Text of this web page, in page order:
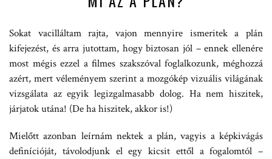
Sokat vacilláltam rajta, vajon mennyire ismeritek a plán
kifejezést, és arra jutottam, hogy biztosan jól – ennek ellenére
most mégis ezzel a filmes szakszóval foglalkozunk, méghozzá
azért, mert véleményem szerint a mozgókép vizuális világának
vizsgálata az egyik legizgalmasabb dolog. Ha nem hiszitek,
járjatok utána! (De ha hiszitek, akkor is!)
Mielőtt azonban leírnám nektek a plán, vagyis a képkivágás
definícióját, távolodjunk el egy kicsit ettől a fogalomtól –